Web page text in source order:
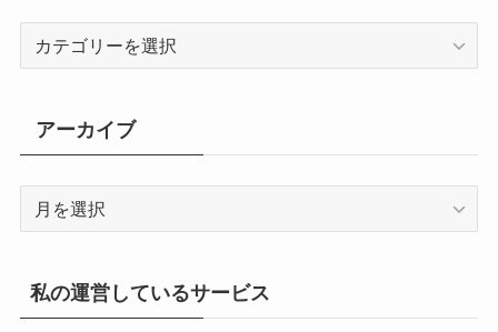
アーカイブ
ア
イ
ブ
私の運営しているサービス